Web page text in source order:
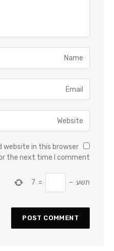
website in this browser
the next time I comment.
תשע −
=
7